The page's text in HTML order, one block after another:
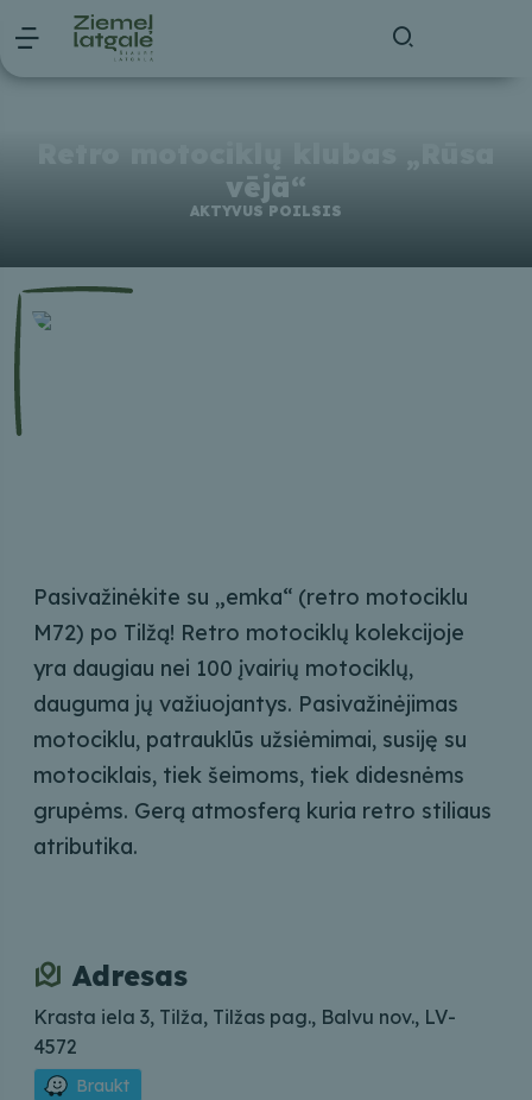
vējā“
AKTYVUS POILSIS
Pasivažinėkite su „emka“ (retro motociklu
M72) po Tilžą! Retro motociklų kolekcijoje
yra daugiau nei 100 įvairių motociklų,
dauguma jų važiuojantys. Pasivažinėjimas
motociklu, patrauklūs užsiėmimai, susiję su
motociklais, tiek šeimoms, tiek didesnėms
grupėms. Gerą atmosferą kuria retro stiliaus
atributika.
Adresas
Krasta iela 3, Tilža, Tilžas pag., Balvu nov., LV-
4572
Braukt